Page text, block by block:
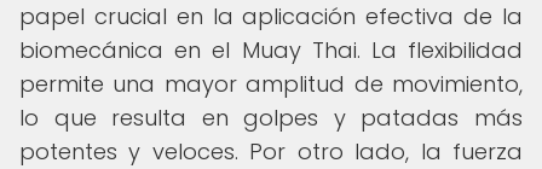
papel crucial en la aplicación efectiva de la
biomecánica en el Muay Thai. La flexibilidad
permite una mayor amplitud de movimiento,
lo que resulta en golpes y patadas más
potentes y veloces. Por otro lado, la fuerza